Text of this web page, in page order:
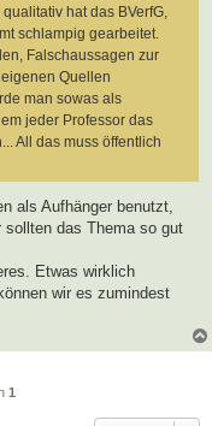
hat das BVerfG,
schlampig gearbeitet.
Falschaussagen zur
Quellen
man sowas als
jeder Professor das
All das muss öffentlich
als Aufhänger benutzt,
das Thema so gut
Etwas wirklich
wir es zumindest
1